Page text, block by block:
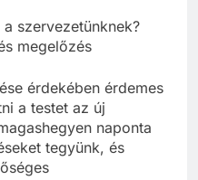
szervezetünknek?
megelőzés
érdekében érdemes
a testet az új
naponta
tegyünk, és